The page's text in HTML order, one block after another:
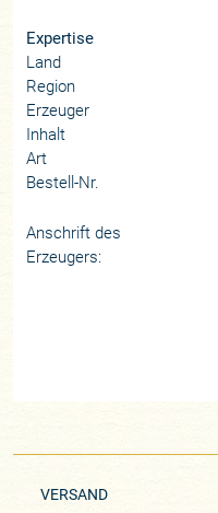
Expertise
Land
Region
Erzeuger
Inhalt
Art
Bestell-Nr.
Anschrift des
Erzeugers:
VERSAND